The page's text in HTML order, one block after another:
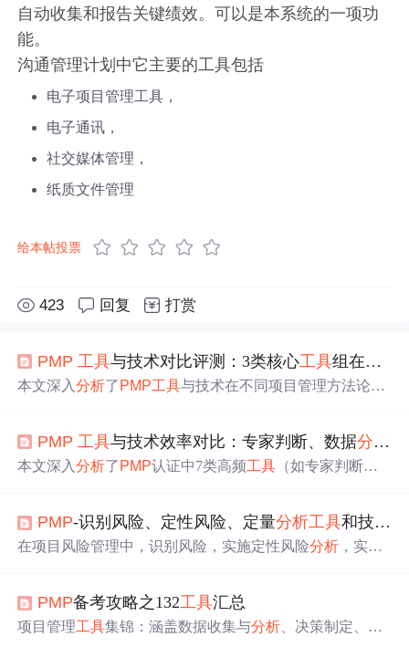
自动收集和报告关键绩效。可以是本系统的一项功
能。
沟通管理计划中它主要的工具包括
电子项目管理工具，
电子通讯，
社交媒体管理，
纸质文件管理
给本帖投票
423 回复 打赏
PMP 工具与技术对比评测：3类核心工具组在敏捷/预测型项目中的效能
本文深入分析了 PMP工具与技术在不同项目管理方法论中
例，揭示了参数估算、三点估算等核心工具在120个项目中
的准确度差异，并提供了AI赋能的新一代项目管理工具
PMP 工具与技术效率对比：专家判断、数据分析
本文深入分析了 PMP认证中7类高频工具 （如专家判断、
方面的表现差异，并提供场景化组合策略与进阶技巧，帮
助项目经理优化工具选择决策框架。
PMP-识别风险、定性风险、定量分析工具和技术汇总对比
在项目风险管理中，识别风险，实施定性风险分析 ，实施
过程的主要作用是，对已有风险进行文档化，并为项目团
队预测未来事件积累知识和技能。 实施定性风险分析
PMP备考攻略之132工具汇总
项目管理工具集锦：涵盖数据收集与分析 、决策制定、沟